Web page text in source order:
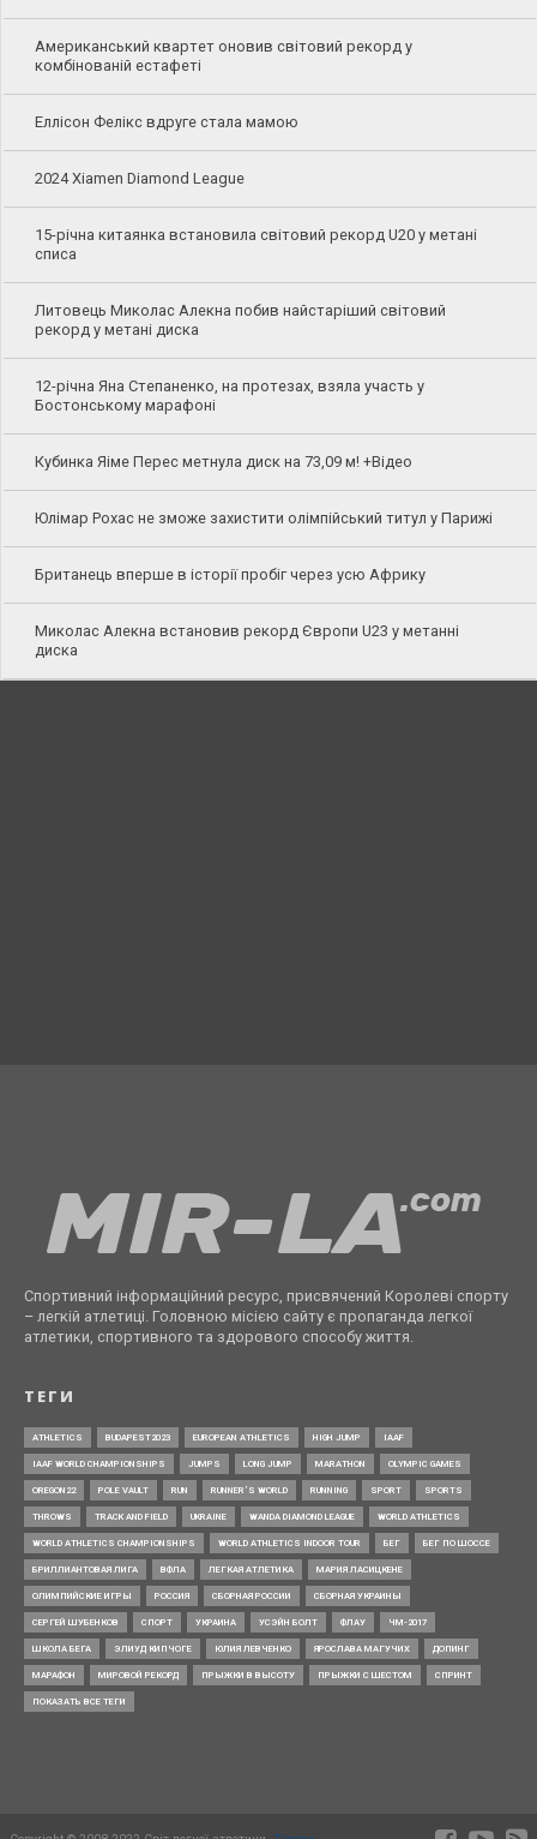
Американський квартет оновив світовий рекорд у
комбінованій естафеті
Еллісон Фелікс вдруге стала мамою
2024 Xiamen Diamond League
15-річна китаянка встановила світовий рекорд U20 у метані
списа
Литовець Миколас Алекна побив найстаріший світовий
рекорд у метані диска
12-річна Яна Степаненко, на протезах, взяла участь у
Бостонському марафоні
Кубинка Яіме Перес метнула диск на 73,09 м! +Відео
Юлімар Рохас не зможе захистити олімпійський титул у Парижі
Британець вперше в історії пробіг через усю Африку
Миколас Алекна встановив рекорд Європи U23 у метанні
диска
Спортивний інформаційний ресурс, присвячений Королеві спорту
– легкій атлетиці. Головною місією сайту є пропаганда легкої
атлетики, спортивного та здорового способу життя.
ТЕГИ
ATHLETICS BUDAPEST2023 EUROPEAN ATHLETICS HIGH JUMP IAAF
IAAF WORLD CHAMPIONSHIPS JUMPS LONG JUMP MARATHON OLYMPIC GAMES
OREGON22 POLE VAULT RUN RUNNER’S WORLD RUNNING SPORT SPORTS
THROWS TRACK AND FIELD UKRAINE WANDA DIAMOND LEAGUE WORLD ATHLETICS
WORLD ATHLETICS CHAMPIONSHIPS WORLD ATHLETICS INDOOR TOUR БЕГ БЕГ ПО ШОССЕ
БРИЛЛИАНТОВАЯ ЛИГА ВФЛА ЛЕГКАЯ АТЛЕТИКА МАРИЯ ЛАСИЦКЕНЕ
ОЛИМПИЙСКИЕ ИГРЫ РОССИЯ СБОРНАЯ РОССИИ СБОРНАЯ УКРАИНЫ
СЕРГЕЙ ШУБЕНКОВ СПОРТ УКРАИНА УСЭЙН БОЛТ ФЛАУ ЧМ-2017
ШКОЛА БЕГА ЭЛИУД КИПЧОГЕ ЮЛИЯ ЛЕВЧЕНКО ЯРОСЛАВА МАГУЧИХ ДОПИНГ
МАРАФОН МИРОВОЙ РЕКОРД ПРЫЖКИ В ВЫСОТУ ПРЫЖКИ С ШЕСТОМ СПРИНТ
ПОКАЗАТЬ ВСЕ ТЕГИ